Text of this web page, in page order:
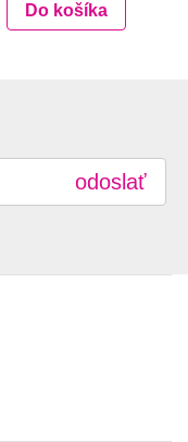
Do košíka
odoslať